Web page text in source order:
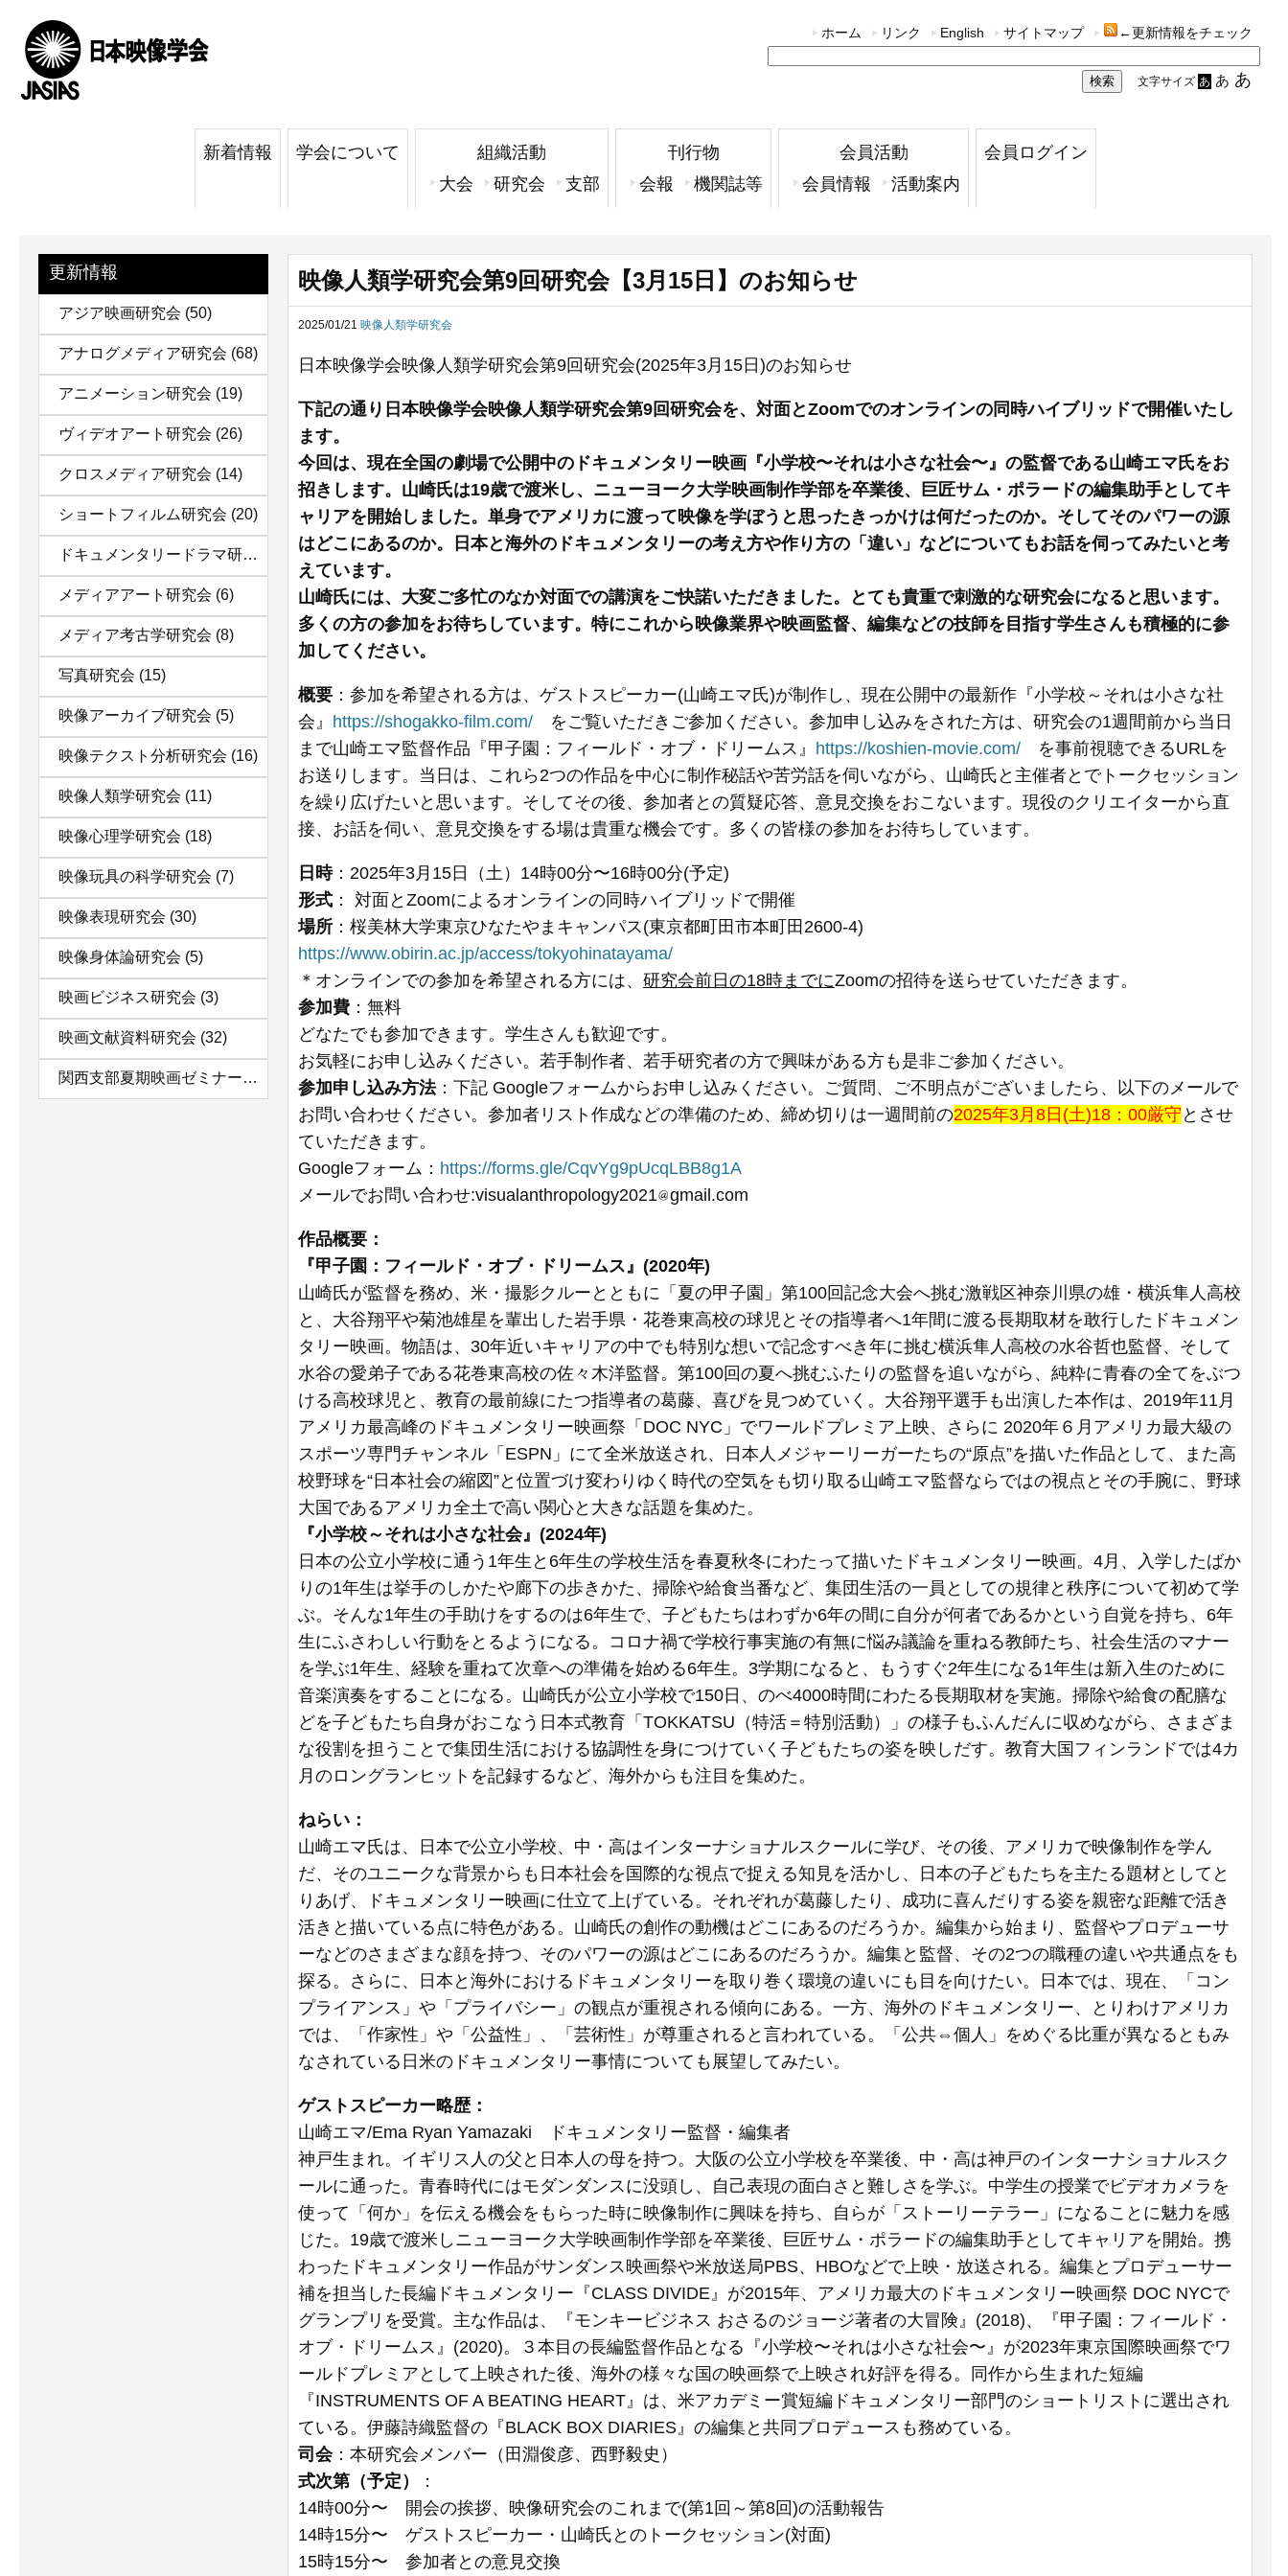
ホーム リンク English サイトマップ ←更新情報をチェック
文字サイズ あ あ あ
新着情報 学会について
組織活動
大会
研究会 支部
刊行物
会報
機関誌等
会員活動
会員情報
活動案内
会員ログイン
更新情報
アジア映画研究会 (50)
アナログメディア研究会 (68)
アニメーション研究会 (19)
ヴィデオアート研究会 (26)
クロスメディア研究会 (14)
ショートフィルム研究会 (20)
ドキュメンタリードラマ研究会 (12)
メディアアート研究会 (6)
メディア考古学研究会 (8)
写真研究会 (15)
映像アーカイブ研究会 (5)
映像テクスト分析研究会 (16)
映像人類学研究会 (11)
映像心理学研究会 (18)
映像玩具の科学研究会 (7)
映像表現研究会 (30)
映像身体論研究会 (5)
映画ビジネス研究会 (3)
映画文献資料研究会 (32)
関西支部夏期映画ゼミナール
映像人類学研究会第9回研究会【3月15日】のお知らせ
2025/01/21 映像人類学研究会
日本映像学会映像人類学研究会第9回研究会(2025年3月15日)のお知らせ
下記の通り日本映像学会映像人類学研究会第9回研究会を、対面とZoomでのオンラインの同時ハイブリッドで開催いたし
ます。
今回は、現在全国の劇場で公開中のドキュメンタリー映画『小学校〜それは小さな社会〜』の監督である山崎エマ氏をお
招きします。山崎氏は19歳で渡米し、ニューヨーク大学映画制作学部を卒業後、巨匠サム・ポラードの編集助手としてキ
ャリアを開始しました。単身でアメリカに渡って映像を学ぼうと思ったきっかけは何だったのか。そしてそのパワーの源
はどこにあるのか。日本と海外のドキュメンタリーの考え方や作り方の「違い」などについてもお話を伺ってみたいと考
えています。
山崎氏には、大変ご多忙のなか対面での講演をご快諾いただきました。とても貴重で刺激的な研究会になると思います。
多くの方の参加をお待ちしています。特にこれから映像業界や映画監督、編集などの技師を目指す学生さんも積極的に参
加してください。
概要 ：参加を希望される方は、ゲストスピーカー(山崎エマ氏)が制作し、現在公開中の最新作『小学校～それは小さな社
会』 https://shogakko-film.com/ をご覧いただきご参加ください。参加申し込みをされた方は、研究会の1週間前から当日
まで山崎エマ監督作品『甲子園：フィールド・オブ・ドリームス』 https://koshien-movie.com/ を事前視聴できるURLを
お送りします。当日は、これら2つの作品を中心に制作秘話や苦労話を伺いながら、山崎氏と主催者とでトークセッション
を繰り広げたいと思います。そしてその後、参加者との質疑応答、意見交換をおこないます。現役のクリエイターから直
接、お話を伺い、意見交換をする場は貴重な機会です。多くの皆様の参加をお待ちしています。
日時：2025年3月15日（土）14時00分〜16時00分(予定)
形式 ： 対面とZoomによるオンラインの同時ハイブリッドで開催
場所 ：桜美林大学東京ひなたやまキャンパス(東京都町田市本町田2600-4)
https://www.obirin.ac.jp/access/tokyohinatayama/
＊オンラインでの参加を希望される方には、 研究会前日の18時までにZoomの招待を送らせていただきます。
参加費 ：無料
どなたでも参加できます。学生さんも歓迎です。
お気軽にお申し込みください。若手制作者、若手研究者の方で興味がある方も是非ご参加ください。
参加申し込み方法：下記 Googleフォームからお申し込みください。ご質問、ご不明点がございましたら、以下のメールで
お問い合わせください。参加者リスト作成などの準備のため、締め切りは一週間前の2025年3月8日(土)18：00厳守 とさせ
ていただきます。
Googleフォーム： https://forms.gle/CqvYg9pUcqLBB8g1A
メールでお問い合わせ:visualanthropology2021
gmail.com
作品概要：
『甲子園：フィールド・オブ・ドリームス』(2020年)
山崎氏が監督を務め、米・撮影クルーとともに「夏の甲子園」第100回記念大会へ挑む激戦区神奈川県の雄・横浜隼人高校
と、大谷翔平や菊池雄星を輩出した岩手県・花巻東高校の球児とその指導者へ1年間に渡る⻑期取材を敢行したドキュメン
タリー映画。物語は、30年近いキャリアの中でも特別な想いで記念すべき年に挑む横浜隼人高校の水谷哲也監督、そして
水谷の愛弟子である花巻東高校の佐々木洋監督。第100回の夏へ挑むふたりの監督を追いながら、純粋に青春の全てをぶつ
ける高校球児と、教育の最前線にたつ指導者の葛藤、喜びを見つめていく。大谷翔平選手も出演した本作は、2019年11月
アメリカ最高峰のドキュメンタリー映画祭「DOC NYC」でワールドプレミア上映、さらに 2020年６月アメリカ最大級の
スポーツ専門チャンネル「ESPN」にて全米放送され、⽇本人メジャーリーガーたちの“原点”を描いた作品として、また⾼
校野球を“⽇本社会の縮図”と位置づけ変わりゆく時代の空気をも切り取る山崎エマ監督ならではの視点とその⼿腕に、野球
⼤国であるアメリカ全⼟で⾼い関心と⼤きな話題を集めた。
『小学校～それは小さな社会』(2024年)
日本の公立小学校に通う1年生と6年生の学校生活を春夏秋冬にわたって描いたドキュメンタリー映画。4月、入学したばか
りの1年生は挙手のしかたや廊下の歩きかた、掃除や給食当番など、集団生活の一員としての規律と秩序について初めて学
ぶ。そんな1年生の手助けをするのは6年生で、子どもたちはわずか6年の間に自分が何者であるかという自覚を持ち、6年
生にふさわしい行動をとるようになる。コロナ禍で学校行事実施の有無に悩み議論を重ねる教師たち、社会生活のマナー
を学ぶ1年生、経験を重ねて次章への準備を始める6年生。3学期になると、もうすぐ2年生になる1年生は新入生のために
音楽演奏をすることになる。山崎氏が公立小学校で150日、のべ4000時間にわたる長期取材を実施。掃除や給食の配膳な
どを子どもたち自身がおこなう日本式教育「TOKKATSU（特活＝特別活動）」の様子もふんだんに収めながら、さまざま
な役割を担うことで集団生活における協調性を身につけていく子どもたちの姿を映しだす。教育大国フィンランドでは4カ
月のロングランヒットを記録するなど、海外からも注目を集めた。
ねらい：
山崎エマ氏は、日本で公立小学校、中・高はインターナショナルスクールに学び、その後、アメリカで映像制作を学ん
だ、そのユニークな背景からも日本社会を国際的な視点で捉える知見を活かし、日本の子どもたちを主たる題材としてと
りあげ、ドキュメンタリー映画に仕立て上げている。それぞれが葛藤したり、成功に喜んだりする姿を親密な距離で活き
活きと描いている点に特色がある。山崎氏の創作の動機はどこにあるのだろうか。編集から始まり、監督やプロデューサ
ーなどのさまざまな顔を持つ、そのパワーの源はどこにあるのだろうか。編集と監督、その2つの職種の違いや共通点をも
探る。さらに、日本と海外におけるドキュメンタリーを取り巻く環境の違いにも目を向けたい。日本では、現在、「コン
プライアンス」や「プライバシー」の観点が重視される傾向にある。一方、海外のドキュメンタリー、とりわけアメリカ
では、「作家性」や「公益性」、「芸術性」が尊重されると言われている。「公共⇔個人」をめぐる比重が異なるともみ
なされている日米のドキュメンタリー事情についても展望してみたい。
ゲストスピーカー略歴：
山崎エマ/Ema Ryan Yamazaki ドキュメンタリー監督・編集者
神戸生まれ。イギリス人の父と日本人の母を持つ。大阪の公立小学校を卒業後、中・高は神戸のインターナショナルスク
ールに通った。青春時代にはモダンダンスに没頭し、自己表現の面白さと難しさを学ぶ。中学生の授業でビデオカメラを
使って「何か」を伝える機会をもらった時に映像制作に興味を持ち、自らが「ストーリーテラー」になることに魅力を感
じた。19歳で渡米しニューヨーク大学映画制作学部を卒業後、巨匠サム・ポラードの編集助手としてキャリアを開始。携
わったドキュメンタリー作品がサンダンス映画祭や米放送局PBS、HBOなどで上映・放送される。編集とプロデューサー
補を担当した長編ドキュメンタリー『CLASS DIVIDE』が2015年、アメリカ最大のドキュメンタリー映画祭 DOC NYCで
グランプリを受賞。主な作品は、『モンキービジネス おさるのジョージ著者の大冒険』(2018)、『甲子園：フィールド・
オブ・ドリームス』(2020)。３本目の長編監督作品となる『小学校〜それは小さな社会〜』が2023年東京国際映画祭でワ
ールドプレミアとして上映された後、海外の様々な国の映画祭で上映され好評を得る。同作から生まれた短編
『INSTRUMENTS OF A BEATING HEART』は、米アカデミー賞短編ドキュメンタリー部門のショートリストに選出され
ている。伊藤詩織監督の『BLACK BOX DIARIES』の編集と共同プロデュースも務めている。
司会：本研究会メンバー（田淵俊彦、西野毅史）
式次第（予定）
：
14時00分〜 開会の挨拶、映像研究会のこれまで(第1回～第8回)の活動報告
14時15分〜 ゲストスピーカー・山崎氏とのトークセッション(対面)
15時15分〜 参加者との意見交換